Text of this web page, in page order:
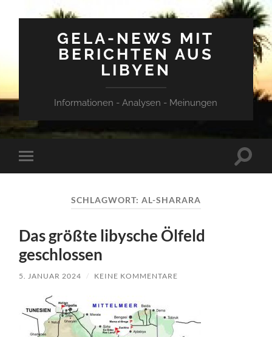
GELA-NEWS MIT
BERICHTEN AUS
LIBYEN
Informationen - Analysen - Meinungen
Mobile-
Menü
SCHLAGWORT: AL-SHARARA
Das größte libysche Ölfeld
geschlossen
5. JANUAR 2024 / KEINE KOMMENTARE